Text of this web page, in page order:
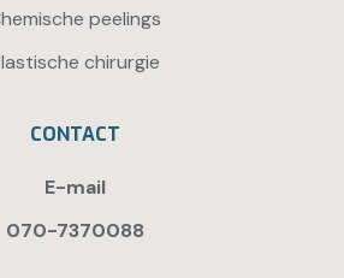
peelings
chirurgie
CONTACT
E-mail
070-7370088